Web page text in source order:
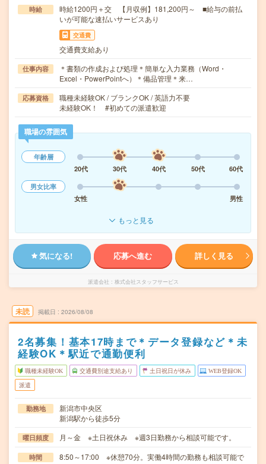
時給
時給1200円＋交 【月収例】181,200円～ ■給与の前払
いが可能な速払いサービスあり
交通費
交通費支給あり
仕事内容
＊書類の作成および処理＊簡単な入力業務（Word・
Excel・PowerPointへ）＊備品管理＊来…
応募資格
職種未経験OK / ブランクOK / 英語力不要
未経験OK！ #初めての派遣歓迎
職場の雰囲気
年齢層
20代
30代 40代 50代
60代
男女比率
女性
男性
もっと見る
気になる! 応募へ進む 詳しく見る
派遣会社 株式会社スタッフサービス
未読 掲載日 2026/08/08
2名募集！基本17時まで＊データ登録など＊未
経験OK＊駅近で通勤便利
職種未経験OK 交通費別途支給あり 土日祝日が休み WEB登録OK
派遣
勤務地
新潟市中央区
新潟駅から徒歩5分
曜日頻度 月～金 ※土日祝休み ※週3日勤務から相談可能です。
時間
8:50～17:00 ※休憩70分。実働4時間の勤務も相談可能で